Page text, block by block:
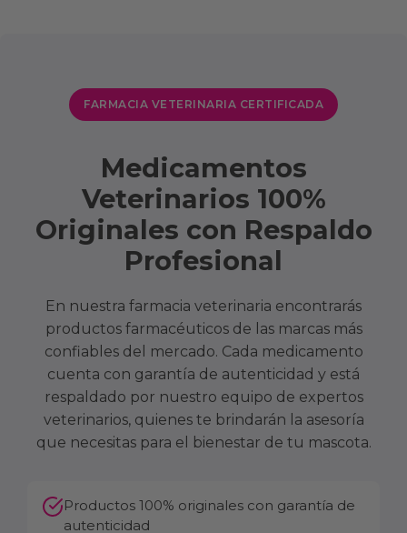
FARMACIA VETERINARIA CERTIFICADA
Medicamentos
Veterinarios 100%
Originales con Respaldo
Profesional
En nuestra farmacia veterinaria encontrarás
productos farmacéuticos de las marcas más
confiables del mercado. Cada medicamento
cuenta con garantía de autenticidad y está
respaldado por nuestro equipo de expertos
veterinarios, quienes te brindarán la asesoría
que necesitas para el bienestar de tu mascota.
Productos 100% originales con garantía de
autenticidad